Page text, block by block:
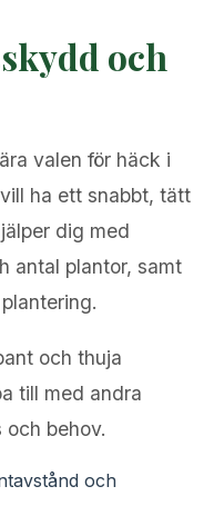
och
valen för häck i
ha ett snabbt, tätt
dig med
antal plantor, samt
och thuja
till med andra
behov.
och